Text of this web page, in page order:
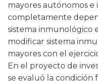
mayores autónomos
completamente
sistema inmunológico
modificar sistema
mayores con el
En el proyecto de
se evaluó la condición